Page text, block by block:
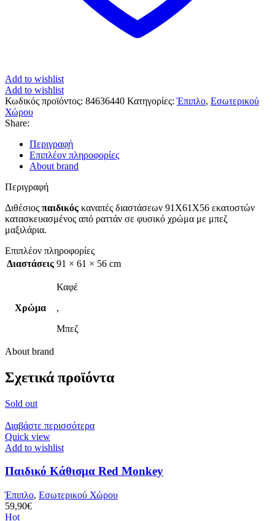
Add to wishlist
Add to wishlist
Κωδικός προϊόντος: 84636440 Κατηγορίες: Έπιπλο, Εσωτερικού
Χώρου
Share:
Περιγραφή
Επιπλέον πληροφορίες
About brand
Περιγραφή
Διθέσιος παιδικός καναπές διαστάσεων 91Χ61Χ56 εκατοστών
κατασκευασμένος από ραττάν σε φυσικό χρώμα με μπεζ
μαξιλάρια.
Επιπλέον πληροφορίες
Διαστάσεις 91 × 61 × 56 cm
Χρώμα
Καφέ
,
Μπεζ
About brand
Σχετικά προϊόντα
Sold out
Διαβάστε περισσότερα
Quick view
Add to wishlist
Παιδικό Κάθισμα Red Monkey
Έπιπλο, Εσωτερικού Χώρου
59,90€
Hot